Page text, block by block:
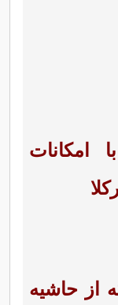
امکانات
از حاشیه